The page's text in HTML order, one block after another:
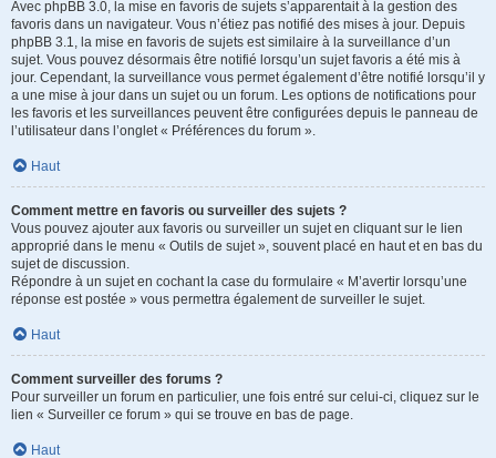
Avec phpBB 3.0, la mise en favoris de sujets s’apparentait à la gestion des
favoris dans un navigateur. Vous n’étiez pas notifié des mises à jour. Depuis
phpBB 3.1, la mise en favoris de sujets est similaire à la surveillance d’un
sujet. Vous pouvez désormais être notifié lorsqu’un sujet favoris a été mis à
jour. Cependant, la surveillance vous permet également d’être notifié lorsqu’il y
a une mise à jour dans un sujet ou un forum. Les options de notifications pour
les favoris et les surveillances peuvent être configurées depuis le panneau de
l’utilisateur dans l’onglet « Préférences du forum ».
Haut
Comment mettre en favoris ou surveiller des sujets ?
Vous pouvez ajouter aux favoris ou surveiller un sujet en cliquant sur le lien
approprié dans le menu « Outils de sujet », souvent placé en haut et en bas du
sujet de discussion.
Répondre à un sujet en cochant la case du formulaire « M’avertir lorsqu’une
réponse est postée » vous permettra également de surveiller le sujet.
Haut
Comment surveiller des forums ?
Pour surveiller un forum en particulier, une fois entré sur celui-ci, cliquez sur le
lien « Surveiller ce forum » qui se trouve en bas de page.
Haut